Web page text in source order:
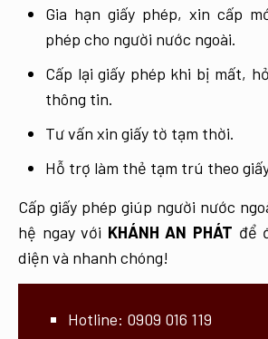
Gia hạn giấy phép, xin cấp
phép cho người nước ngoài.
Cấp lại giấy phép khi bị mất,
thông tin.
Tư vấn xin giấy tờ tạm thời.
Hỗ trợ làm thẻ tạm trú theo
Cấp giấy phép giúp người nước
hệ ngay với KHÁNH AN PHÁT để
diện và nhanh chóng!
Hotline: 0909 016 119